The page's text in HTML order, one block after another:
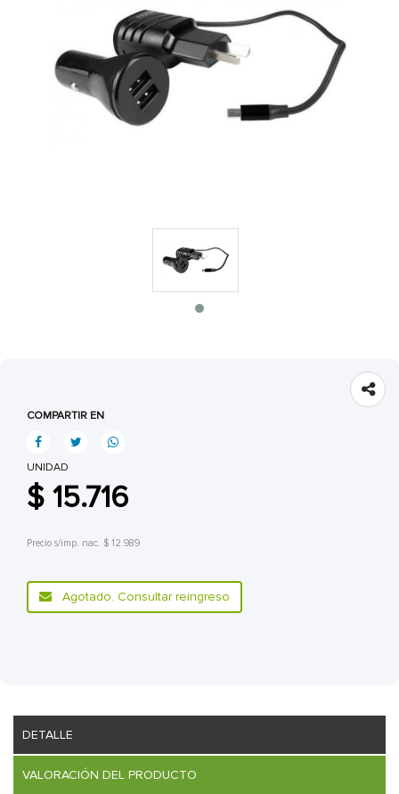
COMPARTIR EN
UNIDAD
$ 15.716
Precio s/imp. nac. $ 12.989
Agotado. Consultar reingreso
DETALLE
VALORACIÓN DEL PRODUCTO